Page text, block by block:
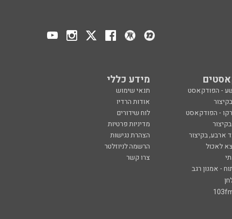
מידע כללי
- הפודקאסט
תנאי שימוש
בקיצור
אודות הרדיו
- הפודקאסט
לוח שידורים
מדיניות פרטיות
ארבע, בקיצור
הצהרת נגישות
לאכול
הרשמה לניוזלטר
צרו קשר
- אמנון רגב